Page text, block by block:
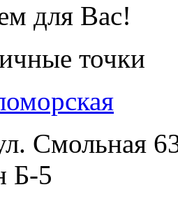
для Вас!
точки
Смольная
Б-5